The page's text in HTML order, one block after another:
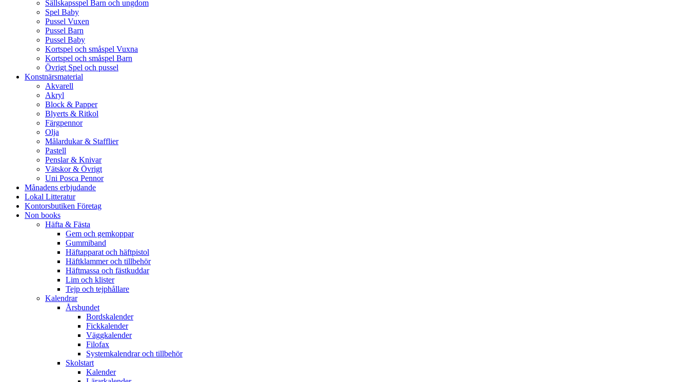
Sällskapsspel Barn och ungdom
Spel Baby
Pussel Vuxen
Pussel Barn
Pussel Baby
Kortspel och småspel Vuxna
Kortspel och småspel Barn
Övrigt Spel och pussel
Konstnärsmaterial
Akvarell
Akryl
Block & Papper
Blyerts & Ritkol
Färgpennor
Olja
Målardukar & Stafflier
Pastell
Penslar & Knivar
Vätskor & Övrigt
Uni Posca Pennor
Månadens erbjudande
Lokal Litteratur
Kontorsbutiken Företag
Non books
Häfta & Fästa
Gem och gemkoppar
Gummiband
Häftapparat och häftpistol
Häftklammer och tillbehör
Häftmassa och fästkuddar
Lim och klister
Tejp och tejphållare
Kalendrar
Årsbundet
Bordskalender
Fickkalender
Väggkalender
Filofax
Systemkalendrar och tillbehör
Skolstart
Kalender